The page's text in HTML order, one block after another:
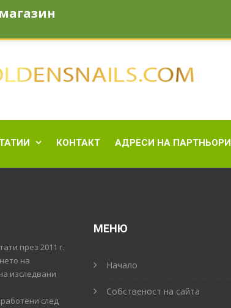
 КОНТАКТ АДРЕСИ НА ПАРТНЬОРИ
през 2011 г.
на
изследвани
след
МЕНЮ
Начало
Собственост на сайта